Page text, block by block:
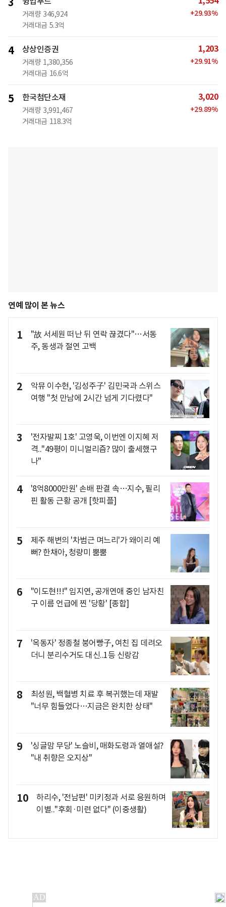
거래량 346,924
거래대금 5.3억
+29.93%
4 상상인증권
거래량 1,380,356
거래대금 16.6억
1,203
+29.91%
5 한국첨단소재
거래량 3,991,467
거래대금 118.3억
3,020
+29.89%
연예 많이 본 뉴스
1
"故 서세원 떠난 뒤 연락 끊겼다"…서동
주, 동생과 절연 고백
2
악뮤 이수현, '김성주子' 김민국과 스위스
여행 "첫 만남에 2시간 넘게 기다렸다"
3
'전자발찌 1호' 고영욱, 이번엔 이지혜 저
격.."49평이 미니멀리즘? 많이 출세했구
나"
4
'8억8000만원' 손배 판결 속…지수, 필리
핀 활동 근황 공개 [핫피플]
5
제주 해변의 '차범근 며느리'가 왜이리 예
뻐? 한채아, 청량미 뿜뿜
6
"이도현!!!" 임지연, 공개연애 중인 남자친
구 이름 언급에 찐 '당황' [종합]
7
'옥동자' 정종철 붕어빵子, 여친 집 데려오
더니 분리수거도 대신..1등 신랑감
8
최성원, 백혈병 치료 후 복귀했는데 재발
"너무 힘들었다…지금은 완치한 상태"
9
'싱글맘 무당' 노슬비, 매화도령과 열애설?
"내 취향은 오지상"
10
하리수, '전남편' 미키정과 서로 응원하며
이별.."후회·미련 없다" (이중생활)